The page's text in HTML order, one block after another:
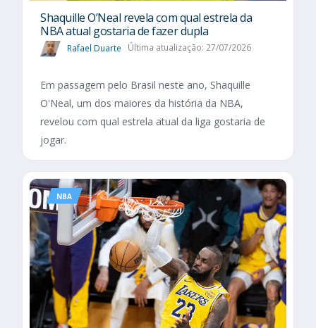
Shaquille O’Neal revela com qual estrela da
NBA atual gostaria de fazer dupla
Rafael Duarte Última atualização: 27/07/2026
Em passagem pelo Brasil neste ano, Shaquille
O'Neal, um dos maiores da história da NBA,
revelou com qual estrela atual da liga gostaria de
jogar.
NBA